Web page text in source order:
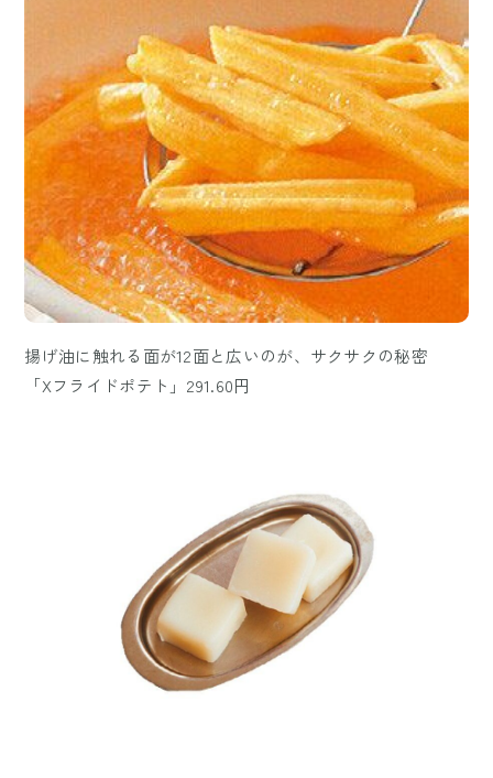
揚げ油に触れる面が12面と広いのが、サクサクの秘密
「Xフライドポテト」291.60円